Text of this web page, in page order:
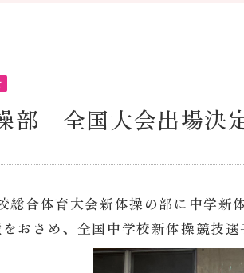
部 全国大会出場決
総合体育大会新体操の部に中学新
おさめ、全国中学校新体操競技選